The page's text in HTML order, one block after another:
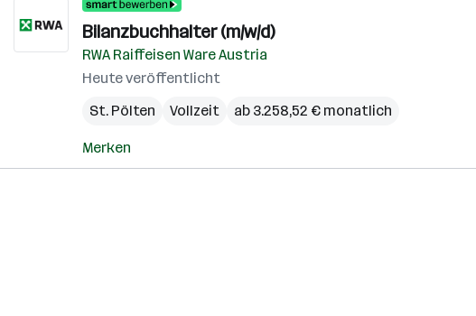
Bilanzbuchhalter (m/w/d)
RWA Raiffeisen Ware Austria
Heute veröffentlicht
St. Pölten
Vollzeit ab 3.258,52 € monatlich
Merken